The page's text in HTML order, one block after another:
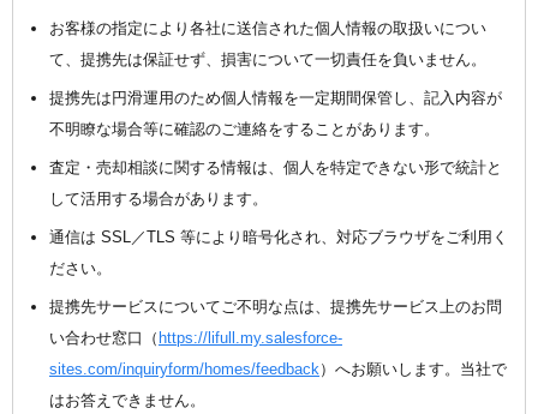
お客様の指定により各社に送信された個人情報の取扱いについ
て、提携先は保証せず、損害について一切責任を負いません。
提携先は円滑運用のため個人情報を一定期間保管し、記入内容が
不明瞭な場合等に確認のご連絡をすることがあります。
査定・売却相談に関する情報は、個人を特定できない形で統計と
して活用する場合があります。
通信は SSL／TLS 等により暗号化され、対応ブラウザをご利用く
ださい。
提携先サービスについてご不明な点は、提携先サービス上のお問
い合わせ窓口（ https://lifull.my.salesforce-
sites.com/inquiryform/homes/feedback ）へお願いします。当社で
はお答えできません。